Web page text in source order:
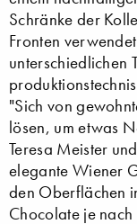
Schränke der
Fronten
unterschiedlichen
"Sich von
lösen, um etwas
Teresa Meister
elegante Wiener
den Oberflächen
Chocolate je